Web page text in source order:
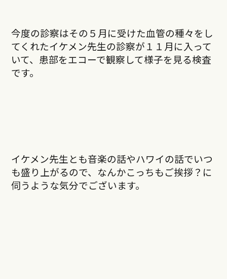
今度の診察はその５月に受けた血管の種々をし
てくれたイケメン先生の診察が１１月に入って
いて、患部をエコーで観察して様子を見る検査
です。
イケメン先生とも音楽の話やハワイの話でいつ
も盛り上がるので、なんかこっちもご挨拶？に
伺うような気分でございます。